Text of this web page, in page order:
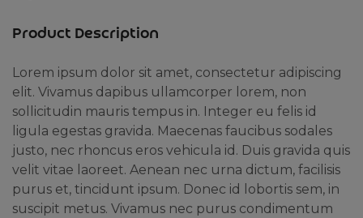
Product Description
Lorem ipsum dolor sit amet, consectetur adipiscing
elit. Vivamus dapibus ullamcorper lorem, non
sollicitudin mauris tempus in. Integer eu felis id
ligula egestas gravida. Maecenas faucibus sodales
justo, nec rhoncus eros vehicula id. Duis gravida quis
velit vitae laoreet. Aenean nec urna dictum, facilisis
purus et, tincidunt ipsum. Donec id lobortis sem, in
suscipit metus. Vivamus nec purus condimentum